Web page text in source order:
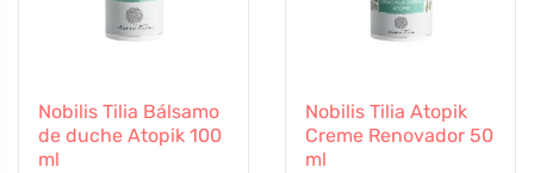
Nobilis Tilia Bálsamo
de duche Atopik 100
ml
Nobilis Tilia Atopik
Creme Renovador 50
ml